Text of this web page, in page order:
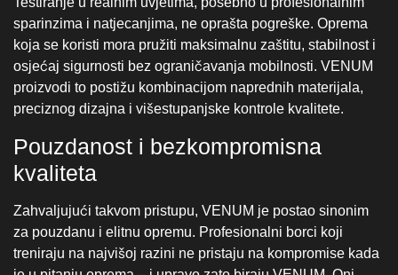
Zahvaljujući takvom pristupu, VENUM je postao sinonim
za pouzdanu i elitnu opremu. Profesionalni borci koji
treniraju na najvišoj razini ne pristaju na kompromise kada
je u pitanju oprema – i upravo zato biraju VENUM. Oni
znaju da oprema mora izdržati ekstremne uvjete, čuvati
se o tehničkom treningu ili borbi za naslov.
Dakle, VENUM nije samo popularan zbog imena – on je
dokazano operativan, testiran i odabran od strane onih koji
rade ono najteže u sportu. Upravo zato je prirodan izbor za
borce koji žele sigurnost, pouzdanost i konkurentsku
prednost.